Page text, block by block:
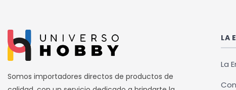
Las
opciones
se
pueden
elegir
Somos importadores directos de productos de
LA
La